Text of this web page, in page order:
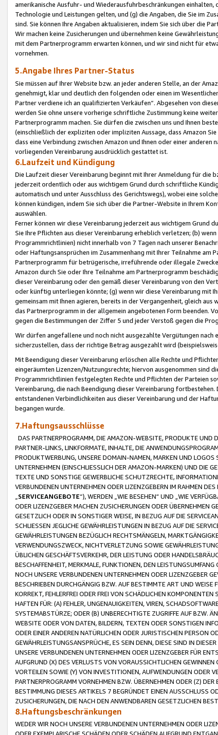
amerikanische Ausfuhr- und Wiederausfuhrbeschränkungen
Technologie und Leistungen gelten, und (g) die Angaben, die Sie im
sind. Sie können Ihre Angaben aktualisieren, indem Sie sich über die
Wir machen keine Zusicherungen und übernehmen keine
mit dem Partnerprogramm erwarten können, und wir sind nicht für
vornehmen.
5.Angabe Ihres Partner-Status
Sie müssen auf Ihrer Website bzw. an jeder anderen Stelle, an der
genehmigt, klar und deutlich den folgenden oder einen im
Partner verdiene ich an qualifizierten Verkäufen“. Abgesehen von
werden Sie ohne unsere vorherige schriftliche Zustimmung keine
Partnerprogramm machen. Sie dürfen die zwischen uns und Ihnen
(einschließlich der expliziten oder impliziten Aussage, dass Amazon
dass eine Verbindung zwischen Amazon und Ihnen oder einer
vorliegenden Vereinbarung ausdrücklich gestattet ist.
6.Laufzeit und Kündigung
Die Laufzeit dieser Vereinbarung beginnt mit Ihrer Anmeldung für die
jederzeit ordentlich oder aus wichtigem Grund durch schriftliche
automatisch und unter Ausschluss des Gerichtswegs), wobei eine
können kündigen, indem Sie sich über die Partner-Website in Ihrem
auswählen.
Ferner können wir diese Vereinbarung jederzeit aus wichtigem Grund
Sie Ihre Pflichten aus dieser Vereinbarung erheblich verletzen; (b)
Programmrichtlinien) nicht innerhalb von 7 Tagen nach unserer
oder Haftungsansprüchen im Zusammenhang mit Ihrer Teilnahme am
Partnerprogramm für betrügerische, irreführende oder illegale
Amazon durch Sie oder Ihre Teilnahme am Partnerprogramm
dieser Vereinbarung oder den gemäß dieser Vereinbarung von den
oder künftig unterliegen könnte; (g) wenn wir diese Vereinbarung mit
gemeinsam mit Ihnen agieren, bereits in der Vergangenheit, gleich
das Partnerprogramm in der allgemein angebotenen Form beenden.
gegen die Bestimmungen der Ziffer 5 und jeder Verstoß gegen die
Wir dürfen angefallene und noch nicht ausgezahlte Vergütungen
sicherzustellen, dass der richtige Betrag ausgezahlt wird
Mit Beendigung dieser Vereinbarung erlöschen alle Rechte und
eingeräumten Lizenzen/Nutzungsrechte; hiervon ausgenommen sind
Programmrichtlinien festgelegten Rechte und Pflichten der Parteien
Vereinbarung, die nach Beendigung dieser Vereinbarung
entstandenen Verbindlichkeiten aus dieser Vereinbarung und der
begangen wurde.
7.Haftungsausschlüsse
DAS PARTNERPROGRAMM, DIE AMAZON-WEBSITE, PRODUKTE UND
PARTNER-LINKS, LINKFORMATE, INHALTE, DIE
PRODUKTWERBUNG, UNSERE DOMAIN-NAMEN, MARKEN UND
UNTERNEHMEN (EINSCHLIESSLICH DER AMAZON-MARKEN) UND DIE
TEXTE UND SONSTIGE GEWERBLICHE SCHUTZRECHTE,
VERBUNDENEN UNTERNEHMEN ODER LIZENZGEBERN IM RAHMEN
SERVICEANGEBOTE“), WERDEN „WIE BESEHEN“ UND „WIE
ODER LIZENZGEBER MACHEN ZUSICHERUNGEN ODER ÜBERNEHMEN
GESETZLICH ODER IN SONSTIGER WEISE, IN BEZUG AUF DIE
SCHLIESSEN JEGLICHE GEWÄHRLEISTUNGEN IN BEZUG AUF DIE
GEWÄHRLEISTUNGEN BEZÜGLICH RECHTSMÄNGELN,
VERWENDUNGSZWECK, NICHTVERLETZUNG SOWIE
ÜBLICHEN GESCHÄFTSVERKEHR, DER LEISTUNG ODER
BESCHAFFENHEIT, MERKMALE, FUNKTIONEN, DEN
NOCH UNSERE VERBUNDENEN UNTERNEHMEN ODER LIZENZGEBER
BESCHRIEBEN DURCHGÄNGIG BZW. AUF BESTIMMTE ART UND
KORREKT, FEHLERFREI ODER FREI VON SCHÄDLICHEN
HAFTEN FÜR: (A) FEHLER, UNGENAUIGKEITEN, VIREN,
SYSTEMABSTÜRZE; ODER (B) UNBERECHTIGTE ZUGRIFFE AUF BZW.
WEBSITE ODER VON DATEN, BILDERN, TEXTEN ODER SONSTIGEN
ODER EINER ANDEREN NATÜRLICHEN ODER JURISTISCHEN PERSON
GEWÄHRLEISTUNGSANSPRÜCHE, ES SEIN DENN, DIESE SIND IN
UNSERE VERBUNDENEN UNTERNEHMEN ODER LIZENZGEBER FÜR
AUFGRUND (X) DES VERLUSTS VON VORAUSSICHTLICHEN
VORTEILEN SOWIE (Y) VON INVESTITIONEN, AUFWENDUNGEN ODER
PARTNERPROGRAMM VORNEHMEN BZW. ÜBERNEHMEN ODER (Z)
BESTIMMUNG DIESES ARTIKELS 7 BEGRÜNDET EINEN AUSSCHLUSS
ZUSICHERUNGEN, DIE NACH DEN ANWENDBAREN GESETZLICHEN
8.Haftungsbeschränkungen
WEDER WIR NOCH UNSERE VERBUNDENEN UNTERNEHMEN ODER